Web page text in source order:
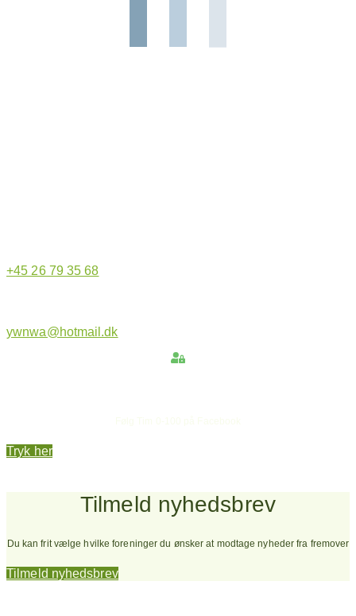
+45 26 79 35 68
ywnwa@hotmail.dk
Tryk her
Tilmeld nyhedsbrev
Du kan frit vælge hvilke foreninger du ønsker at modtage nyheder fra fremover
Tilmeld nyhedsbrev